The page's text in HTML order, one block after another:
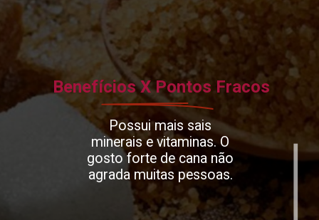
Possui mais sais
minerais e vitaminas. O
gosto forte de cana não
agrada muitas pessoas.
Benefícios X Pontos Fracos